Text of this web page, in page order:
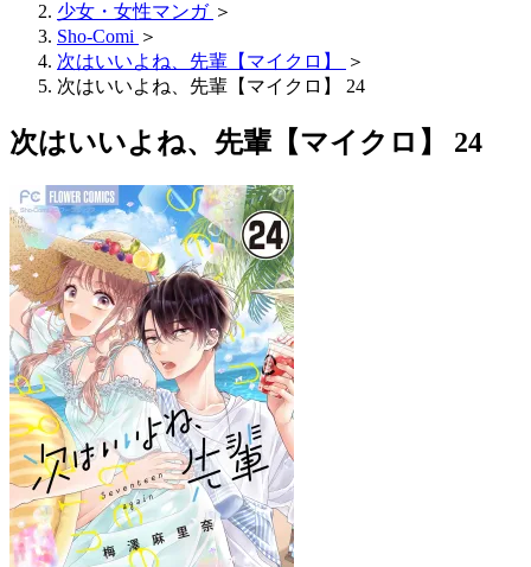
少女・女性マンガ ＞
Sho-Comi ＞
次はいいよね、先輩【マイクロ】
＞
次はいいよね、先輩【マイクロ】 24
次はいいよね、先輩【マイクロ】 24